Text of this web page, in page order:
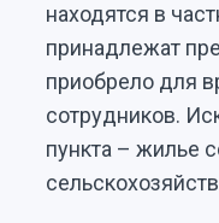
находятся в
принадлежат
приобрело для
сотрудников.
пункта – жилье